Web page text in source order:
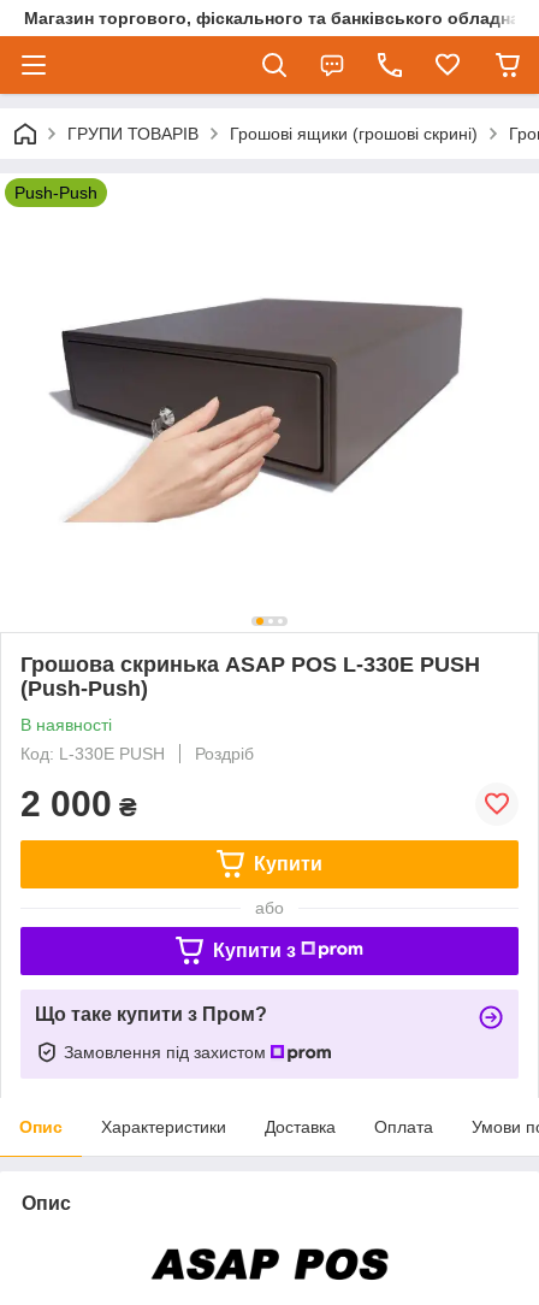
Магазин торгового, фіскального та банківського
ГРУПИ ТОВАРІВ Грошові ящики (грошові скрині)
Push-Push
Грошова скринька ASAP POS L-330E PUSH
(Push-Push)
В наявності
Код: L-330E PUSH
Роздріб
2 000 ₴
Купити
або
Купити з
Що таке купити з Пром?
Замовлення під захистом
Опис Характеристики Доставка Оплата Умови
Опис